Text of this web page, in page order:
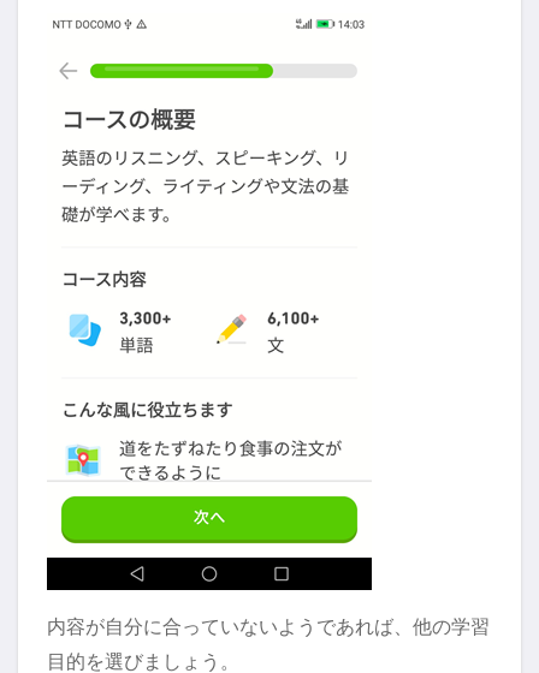
内容が自分に合っていないようであれば、他の学習
目的を選びましょう。